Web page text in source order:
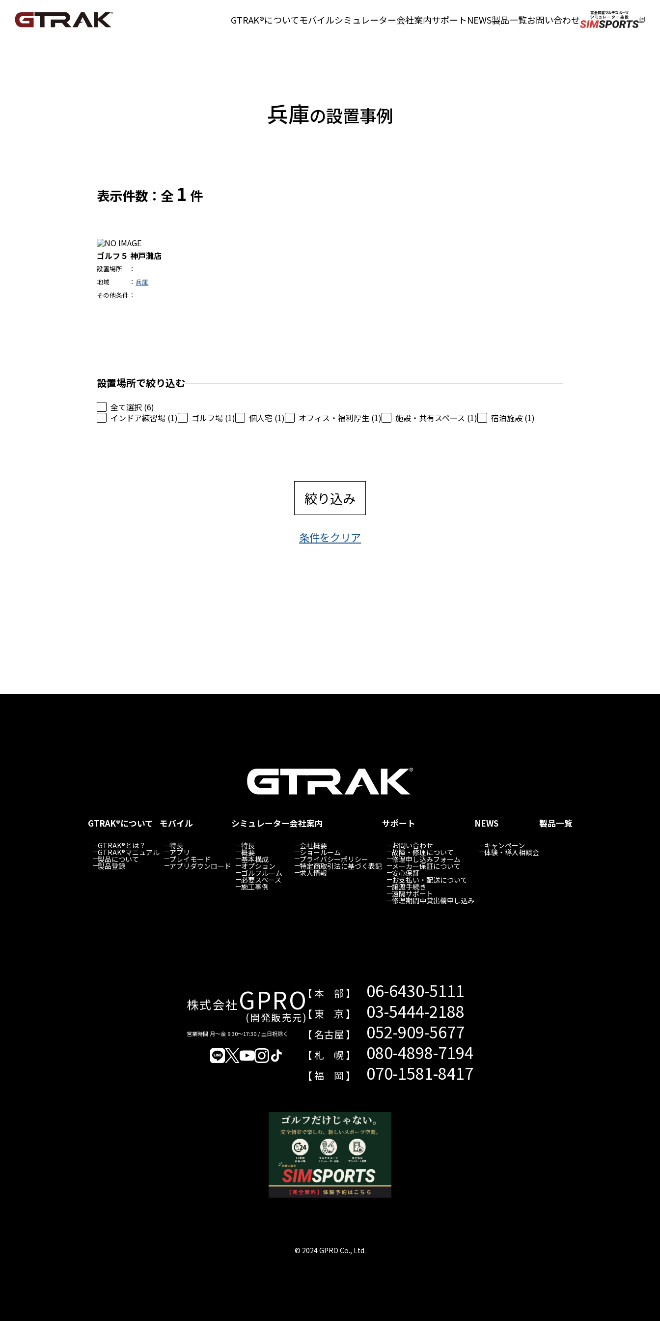
GTRAK®についてモバイルシミュレーター会社案内サポートNEWS製品一覧お問い合わせ
兵庫の設置事例
表示件数：全 1 件
ゴルフ５ 神戸灘店
設置場所
地域
兵庫
その他条件
設置場所で絞り込む
全て選択 (6)
インドア練習場 (1)
ゴルフ場 (1) 個人宅 (1) オフィス・福利厚生 (1) 施設・共有スペース (1) 宿泊施設 (1)
絞り込み
条件をクリア
GTRAK®について
GTRAK®とは？
GTRAK®マニュアル
製品について
製品登録
モバイル
特長
アプリ
プレイモード
アプリダウンロード
シミュレーター
特長
概要
基本構成
オプション
ゴルフルーム
必要スペース
施工事例
会社案内
会社概要
ショールーム
プライバシーポリシー
特定商取引法に基づく表記
求人情報
サポート
お問い合わせ
故障・修理について
修理申し込みフォーム
メーカー保証について
安心保証
お支払い・配送について
譲渡手続き
遠隔サポート
修理期間中貸出機申し込み
NEWS
キャンペーン
体験・導入相談会
製品一覧
株式会社 GPRO
(開発販売元)
営業時間 月～金 9:30～17:30 / 土日祝除く
【 本 部 】 06-6430-5111
【 東 京 】 03-5444-2188
【 名古屋 】 052-909-5677
【 札 幌 】 080-4898-7194
【 福 岡 】 070-1581-8417
© 2024 GPRO Co., Ltd.